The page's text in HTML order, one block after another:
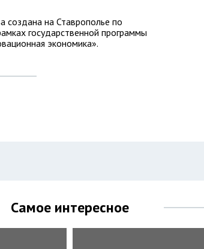
создана на Ставрополье по
государственной программы
экономика».
Самое интересное